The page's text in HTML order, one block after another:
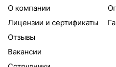
О компании
Лицензии и сертификаты
Отзывы
Вакансии